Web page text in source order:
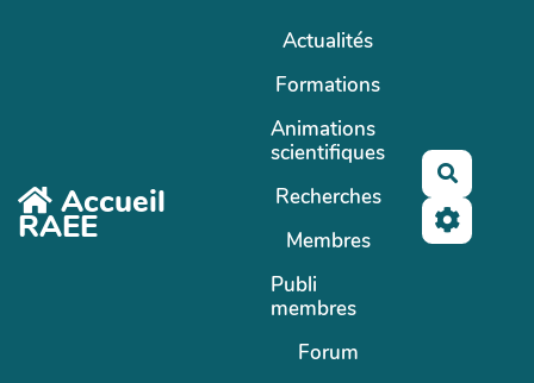
Accueil
RAEE
Actualités
Formations
Animations
scientifiques
Recherches
Membres
Publi
membres
Forum